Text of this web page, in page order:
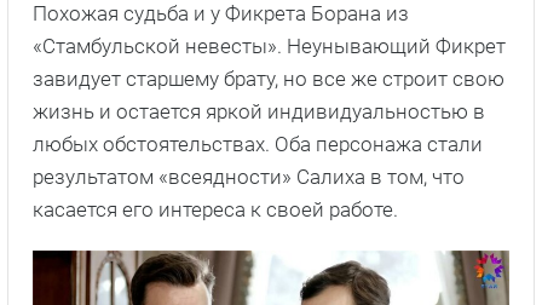
Похожая судьба и у Фикрета Борана из
«Стамбульской невесты». Неунывающий Фикрет
завидует старшему брату, но все же строит свою
жизнь и остается яркой индивидуальностью в
любых обстоятельствах. Оба персонажа стали
результатом «всеядности» Салиха в том, что
касается его интереса к своей работе.